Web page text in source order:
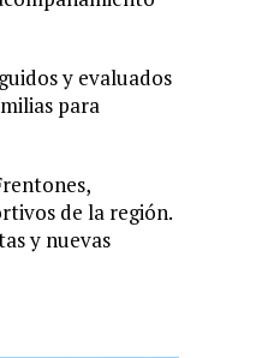
y evaluados
para
de la región.
y nuevas